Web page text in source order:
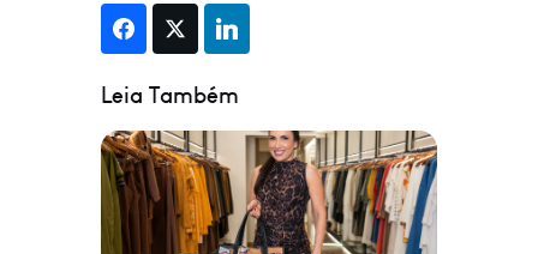
Leia Também